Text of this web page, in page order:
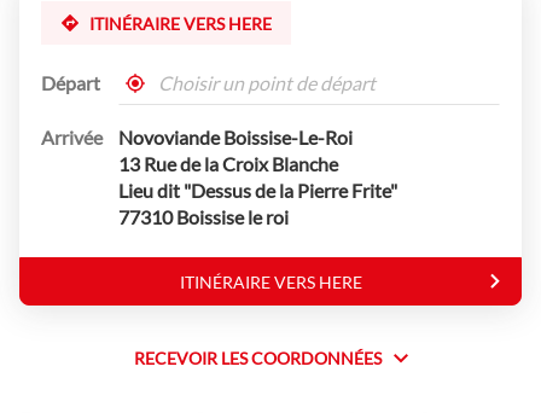
ITINÉRAIRE VERS HERE
Départ
,
un
point
de
vente
Novoviande
À
Arrivée
Novoviande Boissise-Le-Roi
13 Rue de la Croix Blanche
Lieu dit "Dessus de la Pierre Frite"
77310 Boissise le roi
ITINÉRAIRE VERS HERE
JUSQU'AU
POINT
VENTE
RECEVOIR LES COORDONNÉES
RECEVOIR